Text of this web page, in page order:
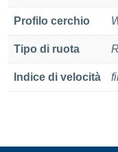
Profilo cerchio
Tipo di ruota
Indice di velocità